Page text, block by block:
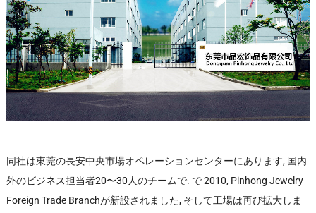
同社は東莞の長安中央市場オペレーションセンターにあります, 国内
外のビジネス担当者20〜30人のチームで. で 2010, Pinhong Jewelry
Foreign Trade Branchが新設されました, そして工場は再び拡大しま